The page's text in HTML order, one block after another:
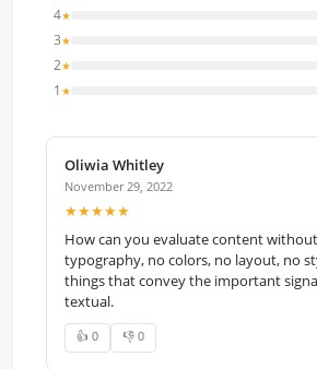
4★
3★
2★
1 ★
Oliwia Whitley
November 29, 2022
★★★★★
How can you evaluate content
typography, no colors, no layout, no
things that convey the important
textual.
👍 0 👎 0